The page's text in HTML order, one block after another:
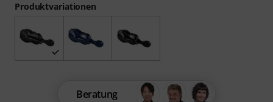
Produktvariationen
Beratung